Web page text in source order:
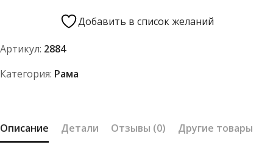
К-700,
Добавить в список желаний
Артикул: 2884
Категория: Рама
Описание Детали Отзывы (0) Другие товары